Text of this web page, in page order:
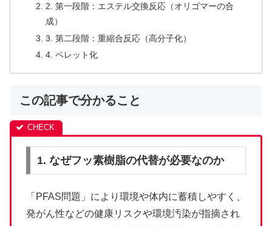
2. 第一段階：エステル交換反応（オリゴマーの合
成）
3. 第二段階：重縮合反応（高分子化）
4. ペレット化
この記事で分かること
1. なぜフッ素樹脂の代替が必要なのか
「PFAS問題」により環境や体内に蓄積しやすく、
発がん性などの健康リスクや環境汚染が指摘され